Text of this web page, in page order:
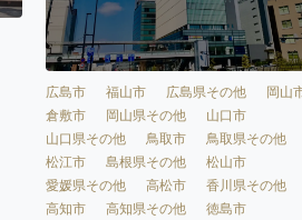
広島市 福山市 広島県その他
岡山
倉敷市
岡山県その他
山口市
山口県その他
鳥取市
鳥取県その他
松江市
島根県その他
松山市
愛媛県その他
高松市
香川県その他
高知市
高知県その他
徳島市